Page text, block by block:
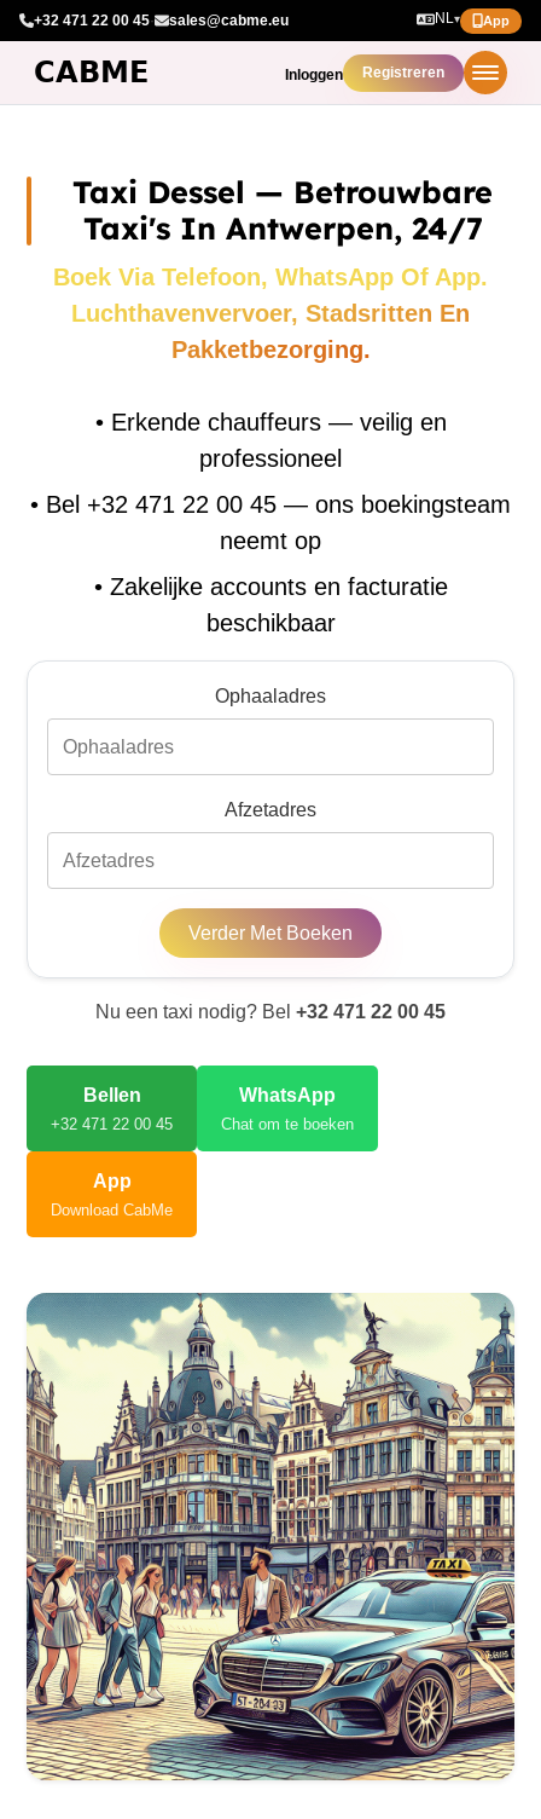
+32 471 22 00 45· sales@cabme.eu NL▾ App
Inloggen Registreren
Taxi Dessel — Betrouwbare
Taxi's In Antwerpen, 24/7
Boek Via Telefoon, WhatsApp Of App.
Luchthavenvervoer, Stadsritten En
Pakketbezorging.
• Erkende chauffeurs — veilig en
professioneel
• Bel +32 471 22 00 45 — ons boekingsteam
neemt op
• Zakelijke accounts en facturatie
beschikbaar
Ophaaladres
Afzetadres
Verder Met Boeken
Nu een taxi nodig? Bel +32 471 22 00 45
Bellen
+32 471 22 00 45
WhatsApp
Chat om te boeken
App
Download CabMe